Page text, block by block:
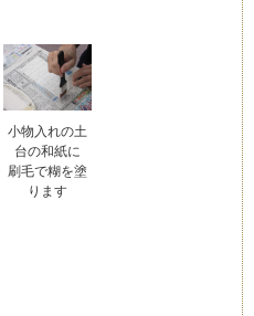
小物入れの土
台の和紙に
刷毛で糊を塗
ります